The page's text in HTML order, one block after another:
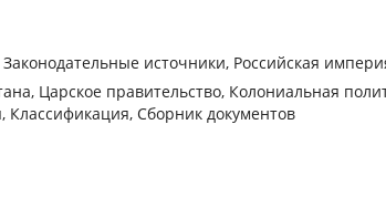
Законодательные источники, Российская
Царское правительство, Колониальная
Классификация, Сборник документов